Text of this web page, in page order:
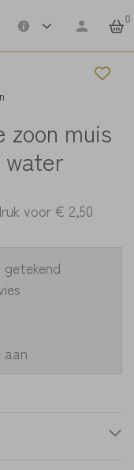
0
muis
voor€ 2,50